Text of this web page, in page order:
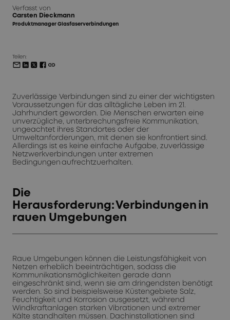
Verfasst von
Carsten Dieckmann
Produktmanager Glasfaserverbindungen
Teilen:
Zuverlässige Verbindungen sind zu einer der wichtigsten
Voraussetzungen für das alltägliche Leben im 21.
Jahrhundert geworden. Die Menschen erwarten eine
unverzügliche, unterbrechungsfreie Kommunikation,
ungeachtet ihres Standortes oder der
Umweltanforderungen, mit denen sie konfrontiert sind.
Allerdings ist es keine einfache Aufgabe, zuverlässige
Netzwerkverbindungen unter extremen
Bedingungen aufrechtzuerhalten.
Die
Herausforderung: Verbindungen in
rauen Umgebungen
Raue Umgebungen können die Leistungsfähigkeit von
Netzen erheblich beeinträchtigen, sodass die
Kommunikationsmöglichkeiten gerade dann
eingeschränkt sind, wenn sie am dringendsten benötigt
werden. So sind beispielsweise Küstengebiete Salz,
Feuchtigkeit und Korrosion ausgesetzt, während
Windkraftanlagen starken Vibrationen und extremer
Kälte standhalten müssen. Dachinstallationen sind